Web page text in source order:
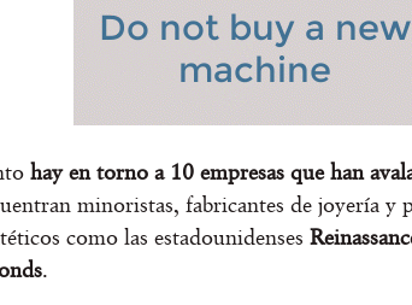
hay en torno a 10 empresas que han
minoristas, fabricantes de joyería y
como las estadounidenses
.